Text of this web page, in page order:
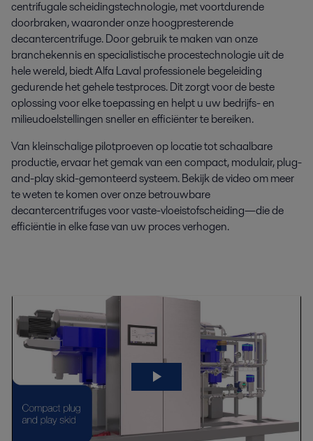
centrifugale scheidingstechnologie, met voortdurende
doorbraken, waaronder onze hoogpresterende
decantercentrifuge. Door gebruik te maken van onze
branchekennis en specialistische procestechnologie uit de
hele wereld, biedt Alfa Laval professionele begeleiding
gedurende het gehele testproces. Dit zorgt voor de beste
oplossing voor elke toepassing en helpt u uw bedrijfs- en
milieudoelstellingen sneller en efficiënter te bereiken.
Van kleinschalige pilotproeven op locatie tot schaalbare
productie, ervaar het gemak van een compact, modulair, plug-
and-play skid-gemonteerd systeem. Bekijk de video om meer
te weten te komen over onze betrouwbare
decantercentrifuges voor vaste-vloeistofscheiding—die de
efficiëntie in elke fase van uw proces verhogen.